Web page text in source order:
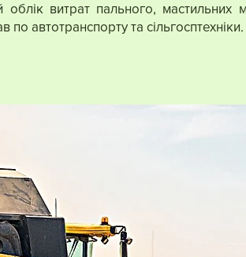
витрат пального, мастильних
автотранспорту та сільгосптехніки.